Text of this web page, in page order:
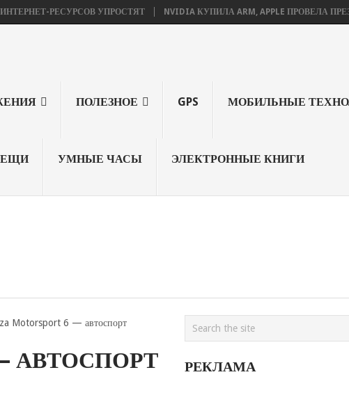
РЕСУРСОВ УПРОСТЯТ NVIDIA КУПИЛА ARM, APPLE ПРОВЕЛА
ПОЛЕЗНОЕ GPS МОБИЛЬНЫЕ
УМНЫЕ ЧАСЫ ЭЛЕКТРОННЫЕ КНИГИ
Motorsport 6 — автоспорт
— АВТОСПОРТ РЕКЛАМА